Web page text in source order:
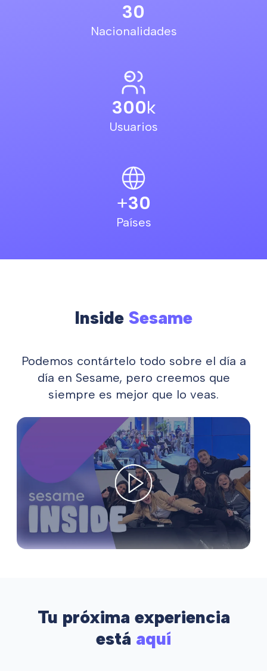
30
Nacionalidades
300k
Usuarios
+30
Países
Inside Sesame
Podemos contártelo todo sobre el día a
día en Sesame, pero creemos que
siempre es mejor que lo veas.
Tu próxima experiencia
está aquí